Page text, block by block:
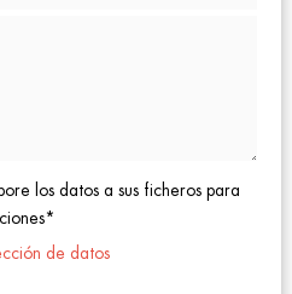
los datos a sus ficheros para
de datos